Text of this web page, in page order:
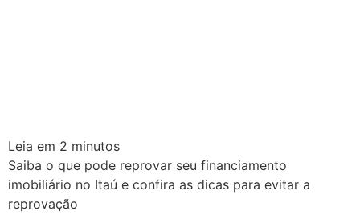
Leia em 2 minutos
Saiba o que pode reprovar seu financiamento
imobiliário no Itaú e confira as dicas para evitar a
reprovação